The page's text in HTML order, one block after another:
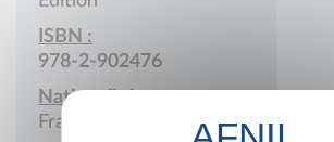
ISBN :
978-2-902476
Nationalité :
France